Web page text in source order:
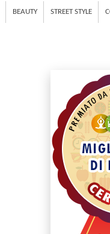
BEAUTY STREET STYLE